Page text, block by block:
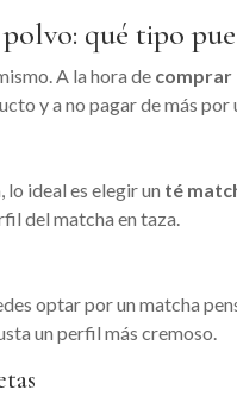
qué tipo
A la hora de comprar
y a no pagar de más por
lo ideal es elegir un té
del matcha en taza.
optar por un matcha
un perfil más cremoso.